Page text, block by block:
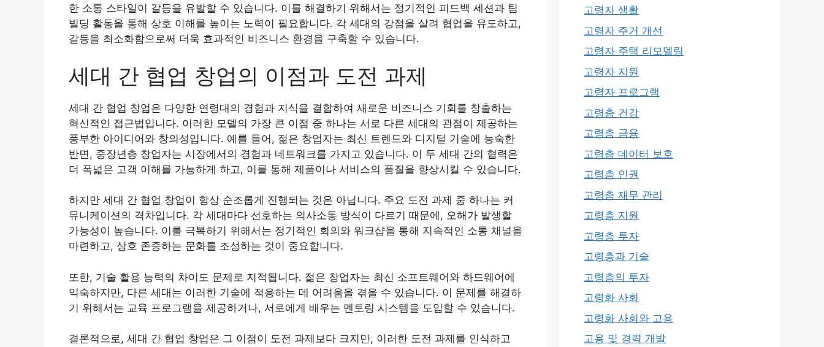
한 소통 스타일이 갈등을 유발할 수 있습니다. 이를 해결하기 위해서는 정기적인 피드백 세션과 팀
빌딩 활동을 통해 상호 이해를 높이는 노력이 필요합니다. 각 세대의 강점을 살려 협업을 유도하고,
갈등을 최소화함으로써 더욱 효과적인 비즈니스 환경을 구축할 수 있습니다.
세대 간 협업 창업의 이점과 도전 과제
세대 간 협업 창업은 다양한 연령대의 경험과 지식을 결합하여 새로운 비즈니스 기회를 창출하는
혁신적인 접근법입니다. 이러한 모델의 가장 큰 이점 중 하나는 서로 다른 세대의 관점이 제공하는
풍부한 아이디어와 창의성입니다. 예를 들어, 젊은 창업자는 최신 트렌드와 디지털 기술에 능숙한
반면, 중장년층 창업자는 시장에서의 경험과 네트워크를 가지고 있습니다. 이 두 세대 간의 협력은
더 폭넓은 고객 이해를 가능하게 하고, 이를 통해 제품이나 서비스의 품질을 향상시킬 수 있습니다.
하지만 세대 간 협업 창업이 항상 순조롭게 진행되는 것은 아닙니다. 주요 도전 과제 중 하나는 커
뮤니케이션의 격차입니다. 각 세대마다 선호하는 의사소통 방식이 다르기 때문에, 오해가 발생할
가능성이 높습니다. 이를 극복하기 위해서는 정기적인 회의와 워크샵을 통해 지속적인 소통 채널을
마련하고, 상호 존중하는 문화를 조성하는 것이 중요합니다.
또한, 기술 활용 능력의 차이도 문제로 지적됩니다. 젊은 창업자는 최신 소프트웨어와 하드웨어에
익숙하지만, 다른 세대는 이러한 기술에 적응하는 데 어려움을 겪을 수 있습니다. 이 문제를 해결하
기 위해서는 교육 프로그램을 제공하거나, 서로에게 배우는 멘토링 시스템을 도입할 수 있습니다.
결론적으로, 세대 간 협업 창업은 그 이점이 도전 과제보다 크지만, 이러한 도전 과제를 인식하고
고령자 생활
고령자 주거 개선
고령자 주택 리모델링
고령자 지원
고령자 프로그램
고령층 건강
고령층 금융
고령층 데이터 보호
고령층 인권
고령층 재무 관리
고령층 지원
고령층 투자
고령층과 기술
고령층의 투자
고령화 사회
고령화 사회와 고용
고용 및 경력 개발